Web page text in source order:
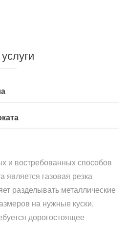
и востребованных способов
является газовая резка
разделывать металлические
на нужные куски,
дорогостоящее